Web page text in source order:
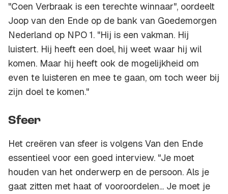
"Coen Verbraak is een terechte winnaar", oordeelt
Joop van den Ende op de bank van Goedemorgen
Nederland op NPO 1. "Hij is een vakman. Hij
luistert. Hij heeft een doel, hij weet waar hij wil
komen. Maar hij heeft ook de mogelijkheid om
even te luisteren en mee te gaan, om toch weer bij
zijn doel te komen."
Sfeer
Het creëren van sfeer is volgens Van den Ende
essentieel voor een goed interview. "Je moet
houden van het onderwerp en de persoon. Als je
gaat zitten met haat of vooroordelen... Je moet je